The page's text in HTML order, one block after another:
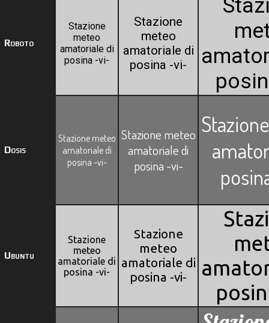
Roboto
Stazione
meteo
amatoriale di
posina -vi-
Stazione
meteo
amatoriale di
posina -vi-
Dosis
Stazione meteo
amatoriale di
posina -vi-
Stazione meteo
amatoriale di
posina -vi-
Ubuntu
Stazione
meteo
amatoriale di
posina -vi-
Stazione
meteo
amatoriale di
posina -vi-